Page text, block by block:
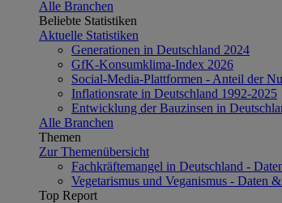
Alle Branchen
Beliebte Statistiken
Aktuelle Statistiken
Generationen in Deutschland 2024
GfK-Konsumklima-Index 2026
Social-Media-Plattformen - Anteil der
Inflationsrate in Deutschland 1992-2025
Entwicklung der Bauzinsen in
Alle Branchen
Themen
Zur Themenübersicht
Fachkräftemangel in Deutschland -
Vegetarismus und Veganismus - Daten
Top Report